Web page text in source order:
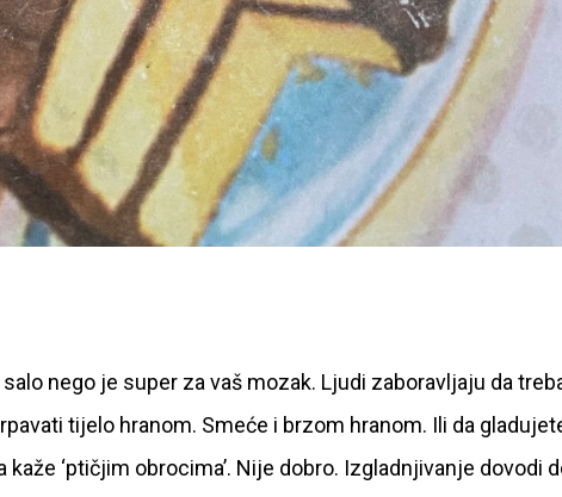
nego je super za vaš mozak. Ljudi zaboravljaju da
tijelo hranom. Smeće i brzom hranom. Ili da
‘ptičjim obrocima’. Nije dobro. Izgladnjivanje dovodi